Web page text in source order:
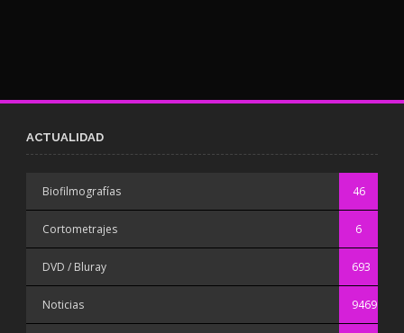
ACTUALIDAD
Biofilmografías 46
Cortometrajes 6
DVD / Bluray 693
Noticias 9469